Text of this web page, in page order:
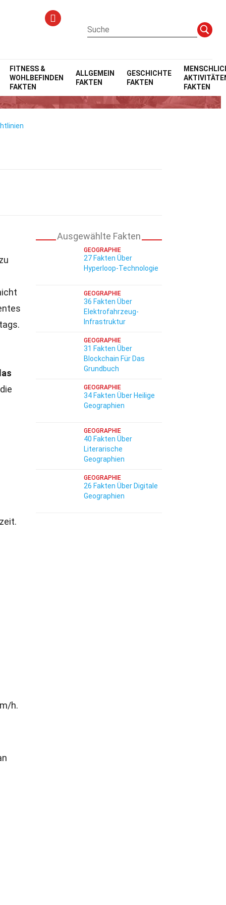
FITNESS &
WOHLBEFINDEN
FAKTEN
ALLGEMEIN
FAKTEN
GESCHICHTE
FAKTEN
FAKTEN
h.
Ausgewählte Fakten
GEOGRAPHIE
27 Fakten Über
Hyperloop-Technologie
GEOGRAPHIE
36 Fakten Über
Elektrofahrzeug-
Infrastruktur
GEOGRAPHIE
31 Fakten Über
Blockchain Für Das
Grundbuch
GEOGRAPHIE
34 Fakten Über Heilige
Geographien
GEOGRAPHIE
40 Fakten Über
Literarische
Geographien
GEOGRAPHIE
26 Fakten Über Digitale
Geographien